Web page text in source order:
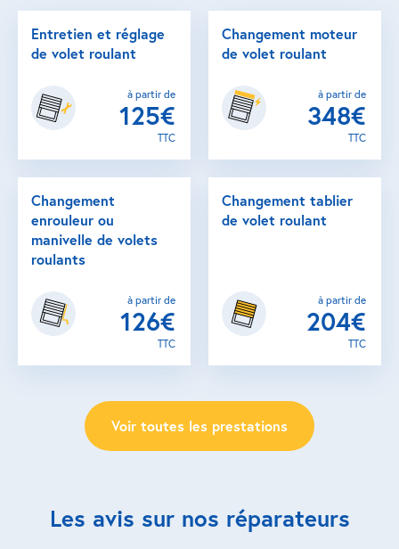
Entretien et réglage
de volet roulant
à partir de
125€
TTC
Changement moteur
de volet roulant
à partir de
348€
TTC
Changement
enrouleur ou
manivelle de volets
roulants
à partir de
126€
TTC
Changement tablier
de volet roulant
à partir de
204€
TTC
Voir toutes les prestations
Les avis sur nos réparateurs